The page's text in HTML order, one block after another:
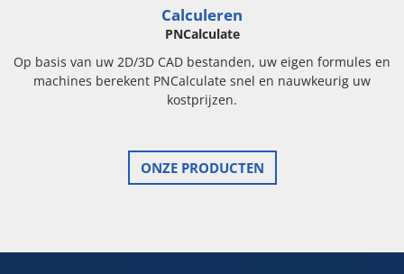
Calculeren
PNCalculate
Op basis van uw 2D/3D CAD bestanden, uw eigen formules en
machines berekent PNCalculate snel en nauwkeurig uw
kostprijzen.
ONZE PRODUCTEN